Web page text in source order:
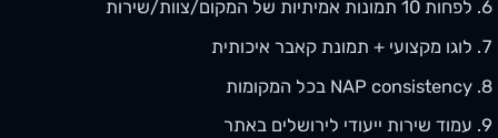
לפחות 10 תמונות אמיתיות של המקום/צוות/שירות
לוגו מקצועי + תמונת קאבר איכותית
NAP consistency בכל המקומות
עמוד שירות ייעודי לירושלים באתר